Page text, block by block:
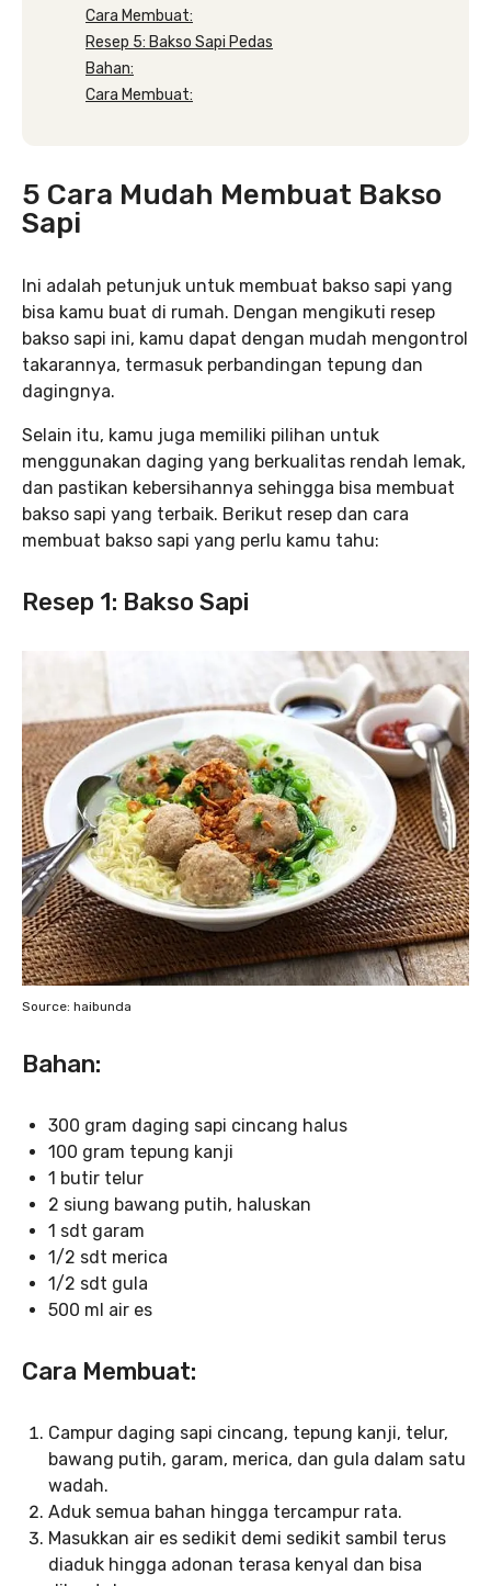
Cara Membuat:
Resep 5: Bakso Sapi Pedas
Bahan:
Cara Membuat:
5 Cara Mudah Membuat Bakso
Sapi
Ini adalah petunjuk untuk membuat bakso sapi yang
bisa kamu buat di rumah. Dengan mengikuti resep
bakso sapi ini, kamu dapat dengan mudah mengontrol
takarannya, termasuk perbandingan tepung dan
dagingnya.
Selain itu, kamu juga memiliki pilihan untuk
menggunakan daging yang berkualitas rendah lemak,
dan pastikan kebersihannya sehingga bisa membuat
bakso sapi yang terbaik. Berikut resep dan cara
membuat bakso sapi yang perlu kamu tahu:
Resep 1: Bakso Sapi
Source: haibunda
Bahan:
300 gram daging sapi cincang halus
100 gram tepung kanji
1 butir telur
2 siung bawang putih, haluskan
1 sdt garam
1/2 sdt merica
1/2 sdt gula
500 ml air es
Cara Membuat:
Campur daging sapi cincang, tepung kanji, telur,
bawang putih, garam, merica, dan gula dalam satu
wadah.
Aduk semua bahan hingga tercampur rata.
Masukkan air es sedikit demi sedikit sambil terus
diaduk hingga adonan terasa kenyal dan bisa